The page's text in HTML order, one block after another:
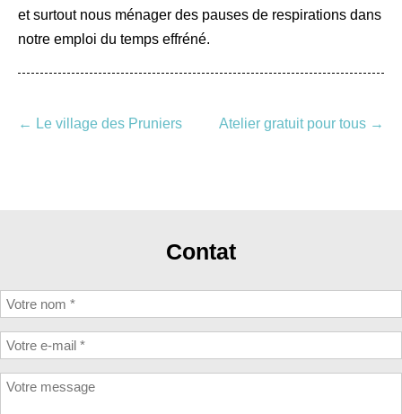
et surtout nous ménager des pauses de respirations dans
notre emploi du temps effréné.
Navigation
← Le village des Pruniers Atelier gratuit pour tous →
Contat